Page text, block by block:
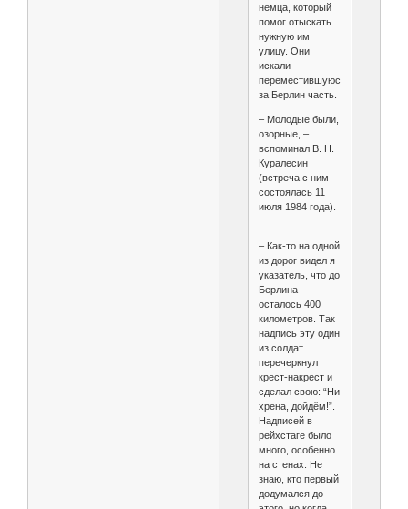
немца, который
помог отыскать
нужную им
улицу. Они
искали
переместившуюся
за Берлин часть.
– Молодые были,
озорные, –
вспоминал В. Н.
Куралесин
(встреча с ним
состоялась 11
июля 1984 года).
– Как-то на одной
из дорог видел я
указатель, что до
Берлина
осталось 400
километров. Так
надпись эту один
из солдат
перечеркнул
крест-накрест и
сделал свою: “Ни
хрена, дойдём!”.
Надписей в
рейхстаге было
много, особенно
на стенах. Не
знаю, кто первый
додумался до